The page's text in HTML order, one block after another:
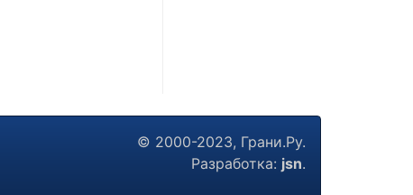
© 2000-2023, Грани.Ру.
Разработка: jsn.